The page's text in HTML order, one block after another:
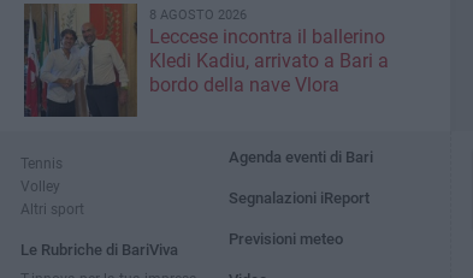
8 AGOSTO 2026
Leccese incontra il ballerino
Kledi Kadiu, arrivato a Bari a
bordo della nave Vlora
Tennis
Volley
Altri sport
Le Rubriche di BariViva
Agenda eventi di Bari
Segnalazioni iReport
Previsioni meteo